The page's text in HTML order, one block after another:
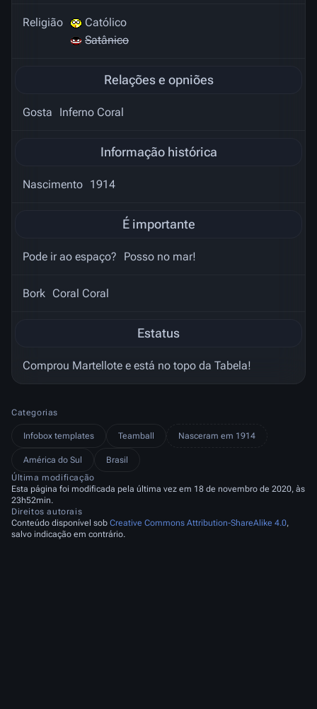
Religião
Católico
Satânico
Relações e opniões
Gosta Inferno Coral
Informação histórica
Nascimento 1914
É importante
Pode ir ao espaço? Posso no mar!
Bork Coral Coral
Estatus
Comprou Martellote e está no topo da Tabela!
Categorias
Infobox templates Teamball Nasceram em 1914
América do Sul
Brasil
Última modificação
Esta página foi modificada pela última vez em 18 de novembro de 2020, às
23h52min.
Direitos autorais
Conteúdo disponível sob Creative Commons Attribution-ShareAlike 4.0,
salvo indicação em contrário.